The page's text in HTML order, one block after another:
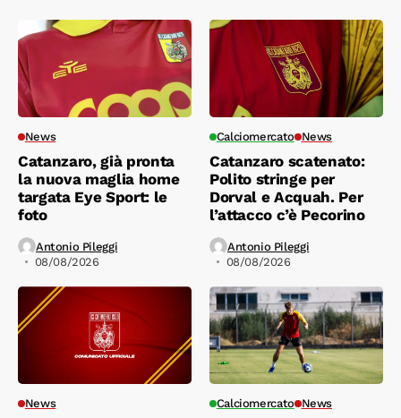
News
Catanzaro, già pronta
la nuova maglia home
targata Eye Sport: le
foto
Antonio Pileggi
08/08/2026
Calciomercato News
Catanzaro scatenato:
Polito stringe per
Dorval e Acquah. Per
l’attacco c’è Pecorino
Antonio Pileggi
08/08/2026
News Calciomercato News